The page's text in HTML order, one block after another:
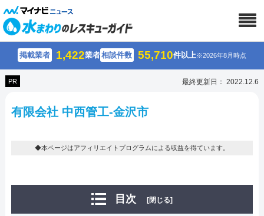
掲載業者 1,422業者相談件数 55,710件以上※2026年8月時点
PR 最終更新日： 2022.12.6
有限会社 中西管工-金沢市
◆本ページはアフィリエイトプログラムによる収益を得ています。
目次 [閉じる]